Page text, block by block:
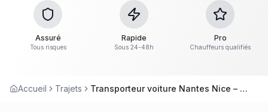
Assuré
Tous risques
Rapide
Sous 24-48h
Pro
Chauffeurs qualifiés
Accueil Trajets Transporteur voiture Nantes Nice – Convoyage longue distance